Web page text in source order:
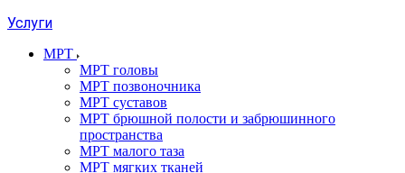
Услуги
МРТ
МРТ головы
МРТ позвоночника
МРТ суставов
МРТ брюшной полости и забрюшинного
пространства
МРТ малого таза
МРТ мягких тканей